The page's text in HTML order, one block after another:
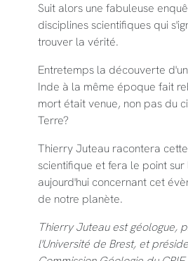
Suit alors une fabuleuse
disciplines scientifiques qui
trouver la vérité.
Entretemps la découverte
Inde à la même époque fait
mort était venue, non pas du
Terre?
Thierry Juteau racontera
scientifique et fera le point
aujourd'hui concernant cet
de notre planète.
Thierry Juteau est géologue,
l'Université de Brest, et